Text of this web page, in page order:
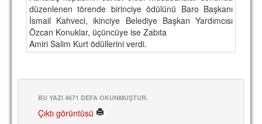
LİSANSLI ÜRÜNLER
MULTİMEDYA
FOTOĞRAF & VİDEOLAR
KULÜP
AMBLEM
düzenlenen törende birinciye ödülünü Baro Başkanı
İsmail Kahveci, ikinciye Belediye Başkan Yardımcısı
Özcan Konuklar, üçüncüye ise Zabıta
Amiri Salim Kurt ödüllerini verdi.
BU YAZI 4671 DEFA OKUNMUŞTUR.
Çıktı görüntüsü